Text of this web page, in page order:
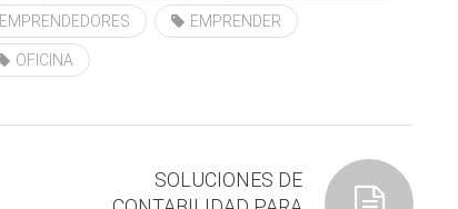
EMPRENDEDORES EMPRENDER
OFICINA
SOLUCIONES DE